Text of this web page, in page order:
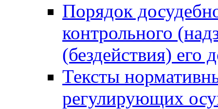
Порядок
контрольного
(бездействия)
Тексты
регулирующих